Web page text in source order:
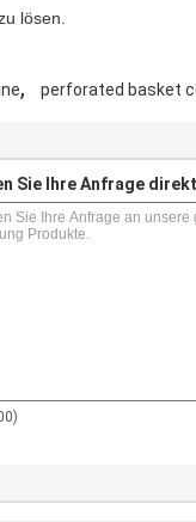
lösen.
, perforated basket
Sie Ihre Anfrage